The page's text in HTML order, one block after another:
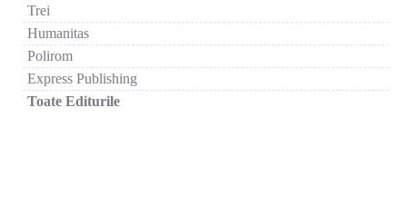
Trei
Humanitas
Polirom
Express Publishing
Toate Editurile